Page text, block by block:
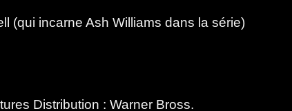
(qui incarne Ash Williams dans la série)
Distribution : Warner Bross.